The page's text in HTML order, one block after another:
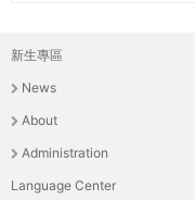
主
選
單
新生專區
News
About
Administration
Language Center